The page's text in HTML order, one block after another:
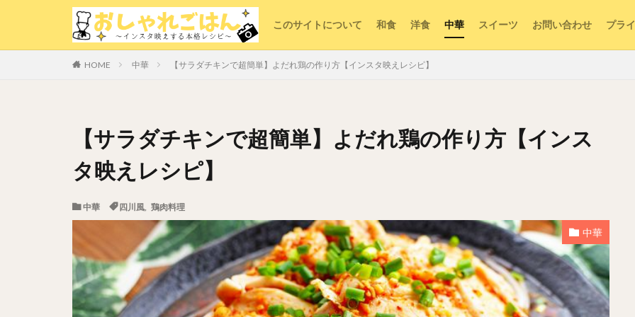
このサイトについて 和食 洋食 中華 スイーツ お問い合わせ プラ
HOME 中華 【サラダチキンで超簡単】よだれ鶏の作り方【インスタ映えレシピ】
【サラダチキンで超簡単】よだれ鶏の作り方【インス
タ映えレシピ】
中華 四川風 鶏肉料理
中華